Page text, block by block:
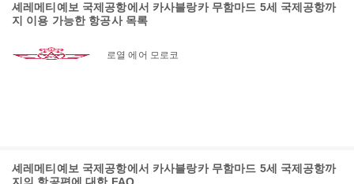
셰레메티예보 국제공항에서 카사블랑카 무함마드 5세 국제공항까
지 이용 가능한 항공사 목록
로열 에어 모로코
셰레메티예보 국제공항에서 카사블랑카 무함마드 5세 국제공항까